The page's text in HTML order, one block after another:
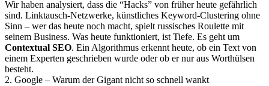
Wir haben analysiert, dass die “Hacks” von früher heute gefährlich
sind. Linktausch-Netzwerke, künstliches Keyword-Clustering ohne
Sinn – wer das heute noch macht, spielt russisches Roulette mit
seinem Business. Was heute funktioniert, ist Tiefe. Es geht um
Contextual SEO. Ein Algorithmus erkennt heute, ob ein Text von
einem Experten geschrieben wurde oder ob er nur aus Worthülsen
besteht.
2. Google – Warum der Gigant nicht so schnell wankt